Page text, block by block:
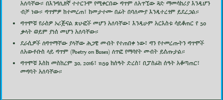
አለባቸው። በእንግሊዘኛ ተተርጉሞ የሚቀርበው ግጥም ለአጥኚው ጓድ ማመሳከሪያ እንዲሆን
ብቻ ነው። ግጥምዎ ከተመረጠ፣ ከመታተሙ በፊት በባለሙያ እንዲተረጎም ይደረጋል።
ግጥሞቹ የራስዎ ኦሪጅናል ጽሁፎች መሆን አለባቸው፣ እንዲሁም አርእስቱ ሳይቆጠር የ 50
ቃላት ወይም ያነሰ መሆን አለባቸው።
ደራሲዎች ለግጥማቸው ያላቸው ሕጋዊ መብት የተጠበቀ ነው፣ ግን የተመረጡትን ግጥሞች
ለአውቶቡስ ላይ ግጥም (Poetry on Buses) ለጥፎ የማሳየት መብት ይሰጡታል።
ግጥሞቹ እስከ መስከረም 30, 2016፣ 11:59 ከሰዓት ድረስ፣ በፓስፊክ ሰዓት አቆጣጠር፣
መግባት አለባቸው።